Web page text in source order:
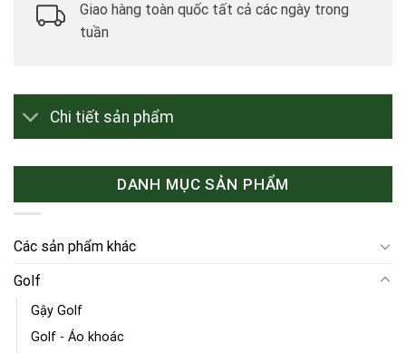
Giao hàng toàn quốc tất cả các ngày trong
tuần
Chi tiết sản phẩm
DANH MỤC SẢN PHẨM
Các sản phẩm khác
Golf
Gậy Golf
Golf - Áo khoác